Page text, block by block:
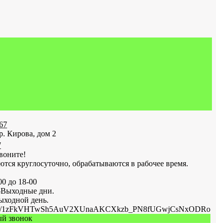
Кирова, дом 2
круглосуточно, обрабатываются в рабочее время.
до 18-00
дни.
день.
1zFkVHTwSh5AuV2XUnaAKCXkzb_PN8fUGwjCsNxODRo
звонок